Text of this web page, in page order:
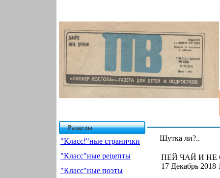
Разделы
"Класс!"ные странички
"Класс"ные рецепты
"Класс"ные поэты
Шутка ли?..
ПЕЙ ЧАЙ И НЕ
17 Декабрь 2018